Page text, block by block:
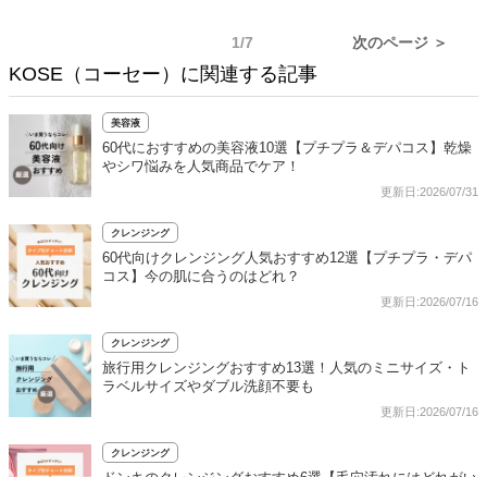
1/7 次のページ ＞
KOSE（コーセー）に関連する記事
美容液
60代におすすめの美容液10選【プチプラ＆デパコス】乾燥
やシワ悩みを人気商品でケア！
更新日:2026/07/31
クレンジング
60代向けクレンジング人気おすすめ12選【プチプラ・デパ
コス】今の肌に合うのはどれ？
更新日:2026/07/16
クレンジング
旅行用クレンジングおすすめ13選！人気のミニサイズ・ト
ラベルサイズやダブル洗顔不要も
更新日:2026/07/16
クレンジング